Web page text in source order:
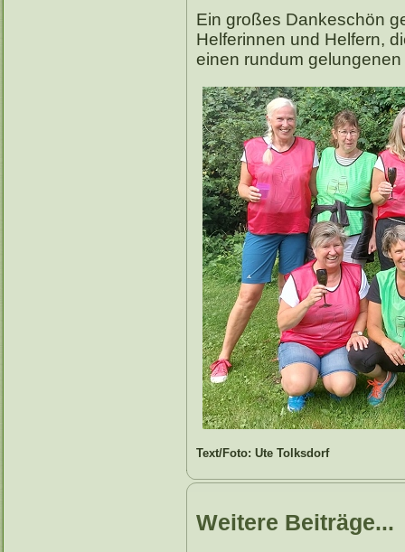
Ein großes Dankeschön
Helferinnen und Helfern,
einen rundum
Text/Foto: Ute Tolksdorf
Weitere Beiträge...